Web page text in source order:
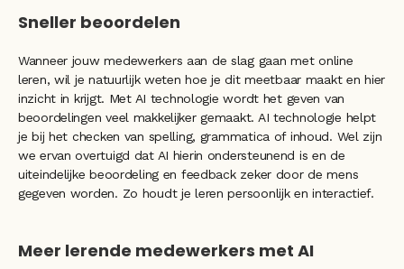
Sneller beoordelen
Wanneer jouw medewerkers aan de slag gaan met online
leren, wil je natuurlijk weten hoe je dit meetbaar maakt en hier
inzicht in krijgt. Met AI technologie wordt het geven van
beoordelingen veel makkelijker gemaakt. AI technologie helpt
je bij het checken van spelling, grammatica of inhoud. Wel zijn
we ervan overtuigd dat AI hierin ondersteunend is en de
uiteindelijke beoordeling en feedback zeker door de mens
gegeven worden. Zo houdt je leren persoonlijk en interactief.
Meer lerende medewerkers met AI